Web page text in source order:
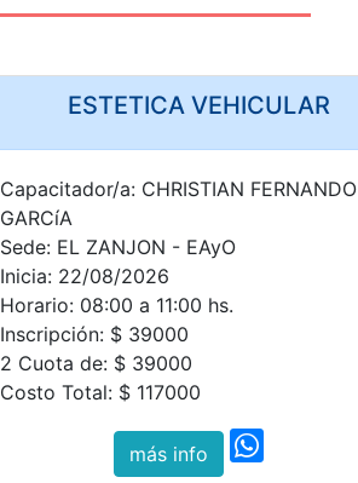
ESTETICA VEHICULAR
Capacitador/a: CHRISTIAN FERNANDO
GARCíA
Sede: EL ZANJON - EAyO
Inicia: 22/08/2026
Horario: 08:00 a 11:00 hs.
Inscripción: $ 39000
2 Cuota de: $ 39000
Costo Total: $ 117000
más info